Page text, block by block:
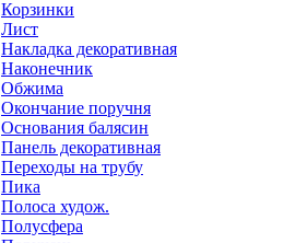
Корзинки
Лист
Накладка декоративная
Наконечник
Обжима
Окончание поручня
Основания балясин
Панель декоративная
Переходы на трубу
Пика
Полоса худож.
Полусфера